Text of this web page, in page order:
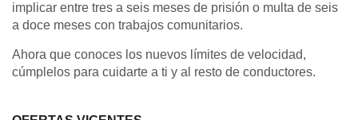
implicar entre tres a seis meses de prisión o multa de seis
a doce meses con trabajos comunitarios.
Ahora que conoces los nuevos límites de velocidad,
cúmplelos para cuidarte a ti y al resto de conductores.